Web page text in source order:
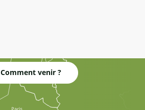
Comment venir ?